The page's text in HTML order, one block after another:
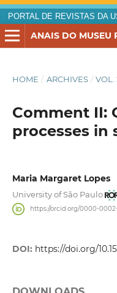
PORTAL DE REVISTAS DA
HOME / ARCHIVES / VOL.
Comment II:
processes in
Maria Margaret Lopes
University of São Paulo
https://orcid.org/0000-
DOI: https://doi.org/